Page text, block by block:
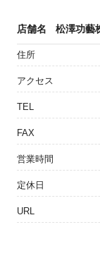
店舗名 松澤功藝
住所
アクセス
TEL
FAX
営業時間
定休日
URL